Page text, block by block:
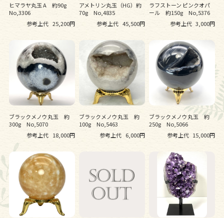
ヒマラヤ丸玉 A 約90g
No,3306
参考上代 25,200円
アメトリン丸玉（HG）約
70g No,4835
参考上代 45,500円
ラフストーン ピンクオパ
ール 約150g No,5376
参考上代 3,000円
ブラックメノウ丸玉 約
300g No,5070
参考上代 18,000円
ブラックメノウ丸玉 約
100g No,5463
参考上代 6,000円
ブラックメノウ丸玉 約
250g No,5066
参考上代 15,000円